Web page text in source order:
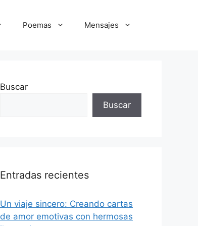
Poemas Mensajes
Buscar
Buscar
Entradas recientes
Un viaje sincero: Creando cartas
de amor emotivas con hermosas